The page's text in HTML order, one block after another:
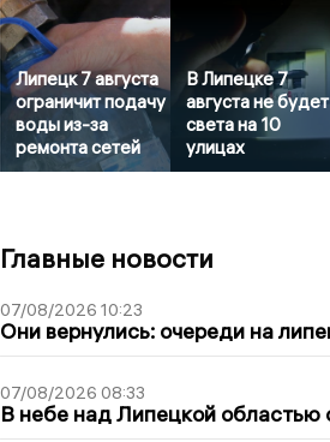
Липецк 7 августа
ограничит подачу
воды из-за
ремонта сетей
В Липецке 7
августа не будет
света на 10
улицах
Главные новости
07/08/2026 10:23
Они вернулись: очереди на
07/08/2026 08:33
В небе над Липецкой